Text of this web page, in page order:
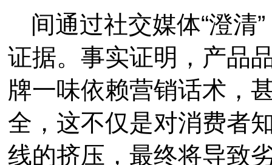
间通过社交媒体“澄清
证据。事实证明，产品
牌一味依赖营销话术，
全，这不仅是对消费者
线的挤压，最终将导致